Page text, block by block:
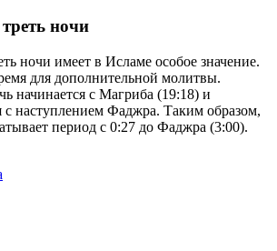
ночи
ночи имеет в Исламе особое значение.
для дополнительной молитвы.
начинается с Магриба (19:18) и
с наступлением Фаджра. Таким образом,
период с 0:27 до Фаджра (3:00).